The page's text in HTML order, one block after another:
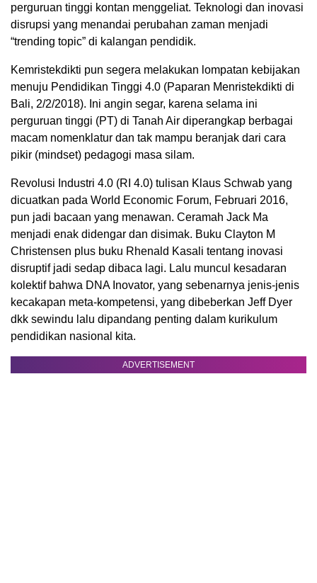
perguruan tinggi kontan menggeliat. Teknologi dan inovasi
disrupsi yang menandai perubahan zaman menjadi
“trending topic” di kalangan pendidik.
Kemristekdikti pun segera melakukan lompatan kebijakan
menuju Pendidikan Tinggi 4.0 (Paparan Menristekdikti di
Bali, 2/2/2018). Ini angin segar, karena selama ini
perguruan tinggi (PT) di Tanah Air diperangkap berbagai
macam nomenklatur dan tak mampu beranjak dari cara
pikir (mindset) pedagogi masa silam.
Revolusi Industri 4.0 (RI 4.0) tulisan Klaus Schwab yang
dicuatkan pada World Economic Forum, Februari 2016,
pun jadi bacaan yang menawan. Ceramah Jack Ma
menjadi enak didengar dan disimak. Buku Clayton M
Christensen plus buku Rhenald Kasali tentang inovasi
disruptif jadi sedap dibaca lagi. Lalu muncul kesadaran
kolektif bahwa DNA Inovator, yang sebenarnya jenis-jenis
kecakapan meta-kompetensi, yang dibeberkan Jeff Dyer
dkk sewindu lalu dipandang penting dalam kurikulum
pendidikan nasional kita.
ADVERTISEMENT